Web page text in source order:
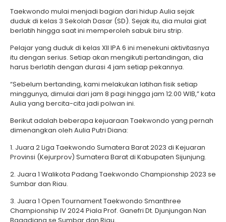
Taekwondo mulai menjadi bagian dari hidup Aulia sejak
duduk di kelas 3 Sekolah Dasar (SD). Sejak itu, dia mulai giat
berlatih hingga saat ini memperoleh sabuk biru strip.
Pelajar yang duduk di kelas XII IPA 6 ini menekuni aktivitasnya
itu dengan serius. Setiap akan mengikuti pertandingan, dia
harus berlatih dengan durasi 4 jam setiap pekannya.
“Sebelum bertanding, kami melakukan latihan fisik setiap
minggunya, dimulai dari jam 8 pagi hingga jam 12.00 WIB,” kata
Aulia yang bercita-cita jadi polwan ini.
Berikut adalah beberapa kejuaraan Taekwondo yang pernah
dimenangkan oleh Aulia Putri Diana:
1. Juara 2 Liga Taekwondo Sumatera Barat 2023 di Kejuaran
Provinsi (Kejurprov) Sumatera Barat di Kabupaten Sijunjung.
2. Juara 1 Walikota Padang Taekwondo Championship 2023 se
Sumbar dan Riau.
3. Juara 1 Open Tournament Taekwondo Smanthree
Championship IV 2024 Piala Prof. Ganefri Dt. Djunjungan Nan